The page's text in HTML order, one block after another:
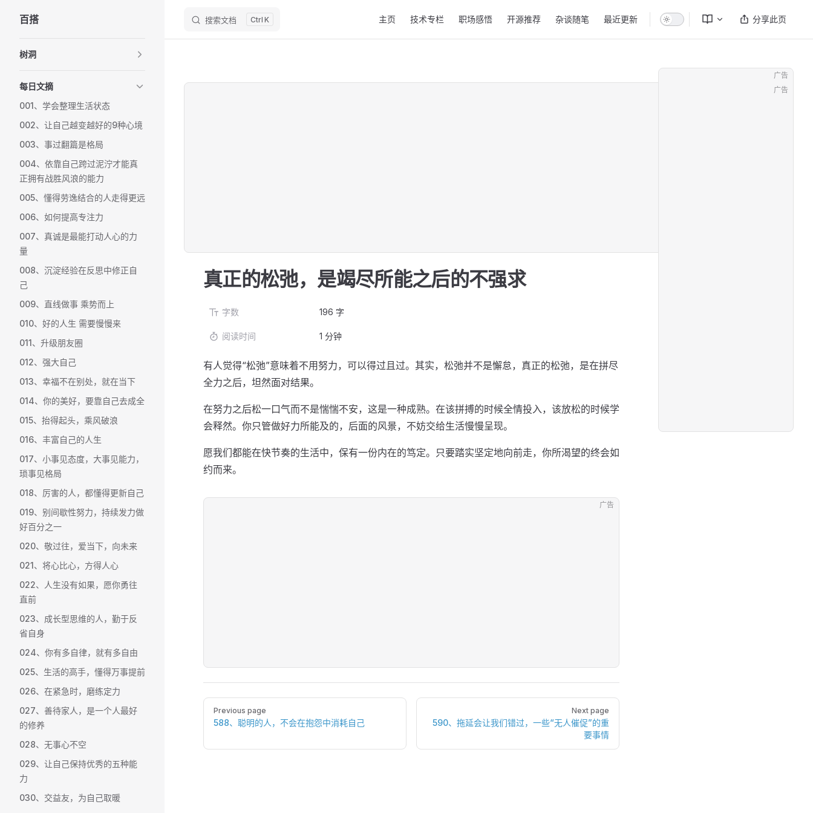
Skip to content
百搭 搜索文档 K 主页 技术专栏 职场感悟 开源推荐 杂谈随笔 最近更新 分享此页
树洞
每日文摘
001、学会整理生活状态
002、让自己越变越好的9种心境
003、事过翻篇是格局
004、依靠自己跨过泥泞才能真
正拥有战胜风浪的能力
005、懂得劳逸结合的人走得更远
006、如何提高专注力
007、真诚是最能打动人心的力
量
008、沉淀经验在反思中修正自
己
009、直线做事 乘势而上
010、好的人生 需要慢慢来
011、升级朋友圈
012、强大自己
013、幸福不在别处，就在当下
014、你的美好，要靠自己去成全
015、抬得起头，乘风破浪
016、丰富自己的人生
017、小事见态度，大事见能力，
琐事见格局
018、厉害的人，都懂得更新自己
019、别间歇性努力，持续发力做
好百分之一
020、敬过往，爱当下，向未来
021、将心比心，方得人心
022、人生没有如果，愿你勇往
直前
023、成长型思维的人，勤于反
省自身
024、你有多自律，就有多自由
025、生活的高手，懂得万事提前
026、在紧急时，磨练定力
027、善待家人，是一个人最好
的修养
028、无事心不空
029、让自己保持优秀的五种能
力
030、交益友，为自己取暖
广告
广告
真正的松弛，是竭尽所能之后的不强求
字数 196 字
阅读时间 1 分钟
有人觉得“松弛”意味着不用努力，可以得过且过。其实，松弛并不是懈怠，真正的松弛，是在拼尽
全力之后，坦然面对结果。
在努力之后松一口气而不是惴惴不安，这是一种成熟。在该拼搏的时候全情投入，该放松的时候学
会释然。你只管做好力所能及的，后面的风景，不妨交给生活慢慢呈现。
愿我们都能在快节奏的生活中，保有一份内在的笃定。只要踏实坚定地向前走，你所渴望的终会如
约而来。
广告
Pager
Previous page
588、聪明的人，不会在抱怨中消耗自己
Next page
590、拖延会让我们错过，一些“无人催促”的重
要事情